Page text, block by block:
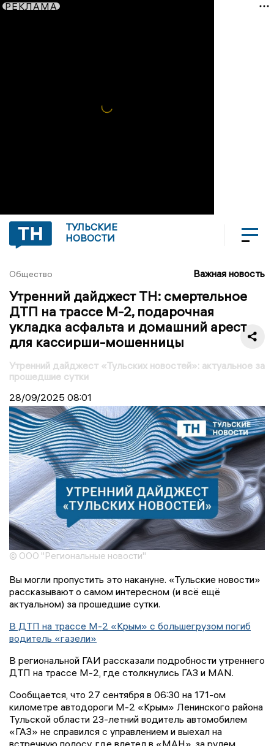
РЕКЛАМА
ТУЛЬСКИЕ
НОВОСТИ
Общество Важная новость
Утренний дайджест ТН: смертельное
ДТП на трассе М-2, подарочная
укладка асфальта и домашний арест
для кассирши-мошенницы
Утренний дайджест «Тульских новостей»: актуальное за
прошедшие сутки
28/09/2025 08:01
© ООО "Региональные новости"
Вы могли пропустить это накануне. «Тульские новости»
рассказывают о самом интересном (и всё ещё
актуальном) за прошедшие сутки.
В ДТП на трассе М-2 «Крым» с большегрузом погиб
водитель «газели»
В региональной ГАИ рассказали подробности утреннего
ДТП на трассе М-2, где столкнулись ГАЗ и MAN.
Сообщается, что 27 сентября в 06:30 на 171-ом
километре автодороги М-2 «Крым» Ленинского района
Тульской области 23-летний водитель автомобилем
«ГАЗ» не справился с управлением и выехал на
встречную полосу, где влетел в «МАН», за рулем